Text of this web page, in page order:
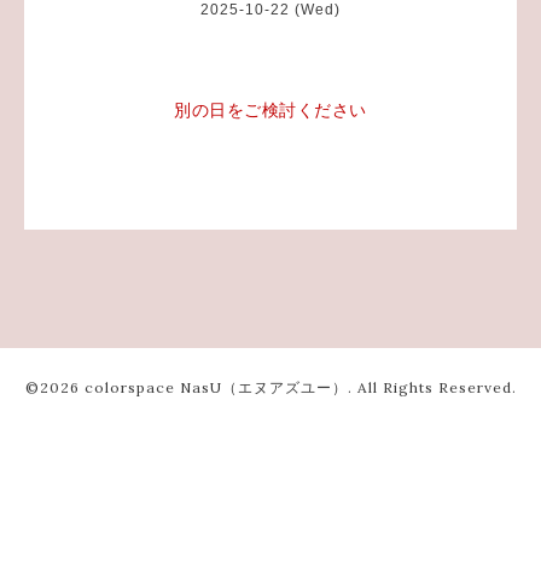
2025-10-22 (Wed)
別の日をご検討ください
©2026 colorspace NasU（エヌアズユー） . All Rights Reserved.